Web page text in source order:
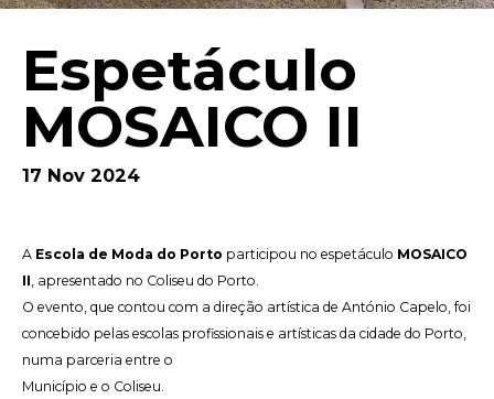
Espetáculo
MOSAICO II
17 Nov 2024
A Escola de Moda do Porto participou no espetáculo MOSAICO
II, apresentado no Coliseu do Porto.
O evento, que contou com a direção artística de António Capelo, foi
concebido pelas escolas profissionais e artísticas da cidade do Porto,
numa parceria entre o
Município e o Coliseu.